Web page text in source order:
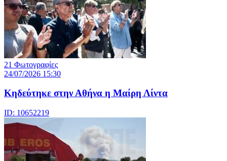
21 Φωτογραφίες
24/07/2026 15:30
Κηδεύτηκε στην Αθήνα η Μαίρη Λίντα
ID: 10652219